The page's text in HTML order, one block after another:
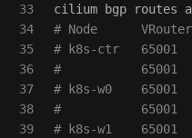
33
34
35
36
37
38
39
# Node
# k8s-ctr
#           65001
# k8s-w0
#           65001
# k8s-w1